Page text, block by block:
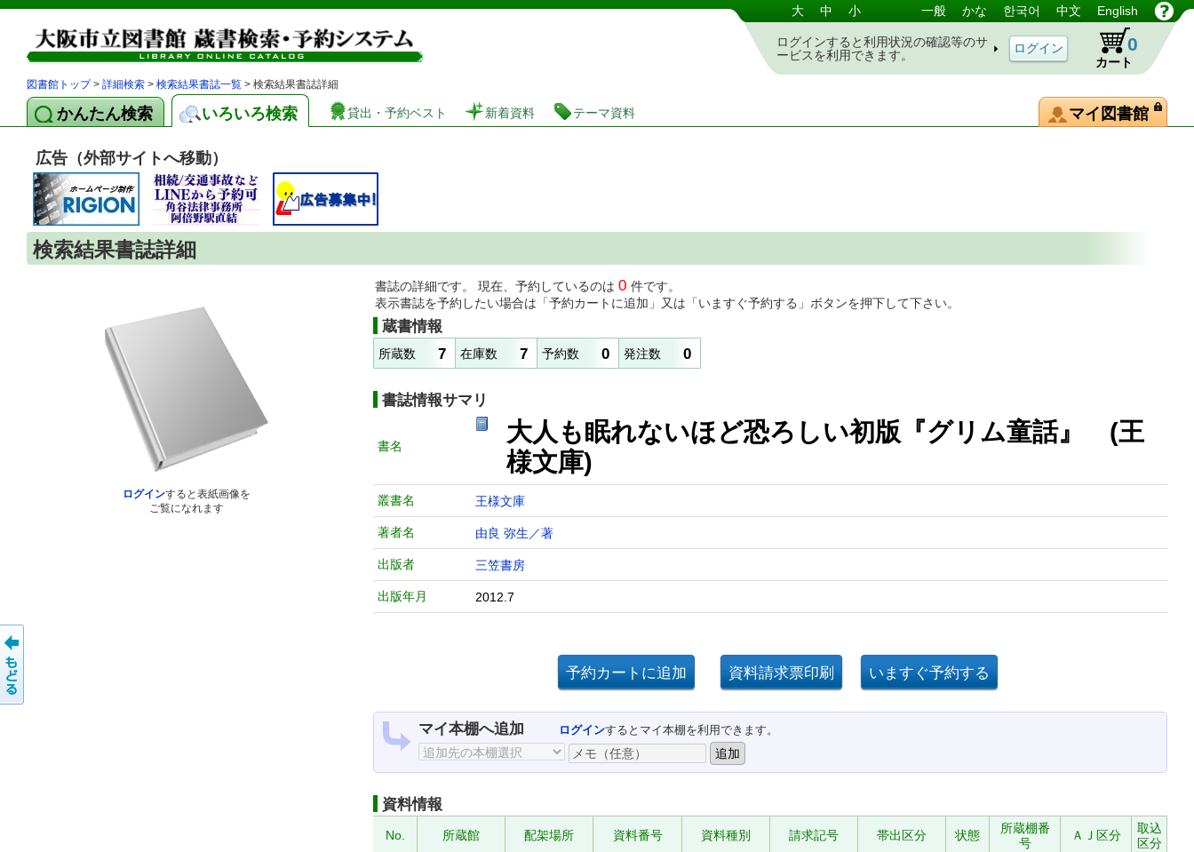
図書館 蔵書検索・予約システム 大 中 小 一般 かな 한국어 中文 English
ログインすると利用状況の確認等のサ
ービスを利用できます。
カート
0
図書館トップ> 詳細検索 > 検索結果書誌一覧 > 検索結果書誌詳細
かんたん検索 いろいろ検索 貸出・予約ベスト 新着資料 テーマ資料 マイ図書館
広告（外部サイトへ移動）
検索結果書誌詳細
ログインすると表紙画像を
ご覧になれます
書誌の詳細です。 現在、予約しているのは 0 件です。
表示書誌を予約したい場合は「予約カートに追加」又は「いますぐ予約する」ボタンを押下して下さい。
蔵書情報
所蔵数 7 在庫数 7 予約数 0 発注数 0
書誌情報サマリ
書名
大人も眠れないほど恐ろしい初版『グリム童話』 (王
様文庫)
叢書名 王様文庫
著者名 由良 弥生／著
出版者 三笠書房
出版年月 2012.7
マイ本棚へ追加 ログインするとマイ本棚を利用できます。
資料情報
No. 所蔵館 配架場所 資料番号 資料種別 請求記号 帯出区分 状態
所蔵棚番
号
ＡＪ区分
取込
区分